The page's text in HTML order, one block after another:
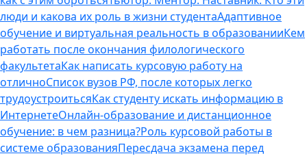
люди и какова их роль в жизни студентаАдаптивное
обучение и виртуальная реальность в образованииКем
работать после окончания филологического
факультетаКак написать курсовую работу на
отличноСписок вузов РФ, после которых легко
трудоустроитьсяКак студенту искать информацию в
ИнтернетеОнлайн-образование и дистанционное
обучение: в чем разница?Роль курсовой работы в
системе образованияПересдача экзамена перед